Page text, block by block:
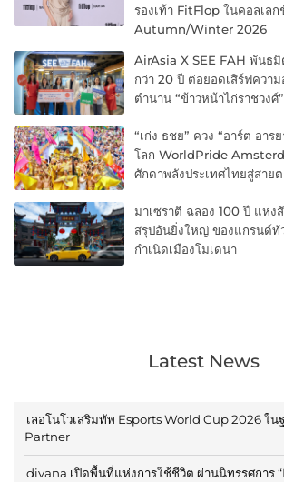
รองเท้า FitFlop ในคอลเลก
Autumn/Winter 2026
AirAsia X SEE FAH พันธ
กว่า 20 ปี ต่อยอดเสิร์ฟควา
ตำนาน “ข้าวหน้าไก่ราชวง
“เก่ง ธชย” ควง “อาร์ต อาร
โลก WorldPride
ศักดาพลังประเทศไทยสู่สาย
มาเซราติ ฉลอง 100 ปี แห่
สรุปอันยิ่งใหญ่ ของแกรนด์
กำเนิดเมืองโมเดนา
Latest News
เลอโนโวเสริมทัพ Esports World Cup 2026 ใ
Partner
divana เปิดพื้นที่แห่งการใช้ชีวิต ผ่านนิทรรศการ